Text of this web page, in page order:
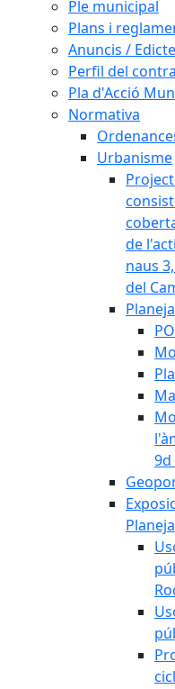
Ple municipal
Plans i
Anuncis /
Perfil del
Pla d'Acció
Normativa
Urbanisme
de
naus
del
9d